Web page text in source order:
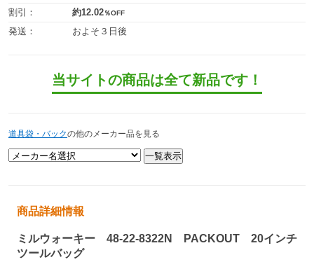
割引：
約12.02％OFF
発送： およそ３日後
当サイトの商品は全て新品です！
道具袋・バックの他のメーカー品を見る
商品詳細情報
ミルウォーキー 48-22-8322N PACKOUT 20インチ
ツールバッグ